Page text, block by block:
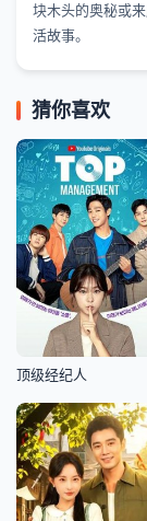
块木头的奥秘或
活故事。
猜你喜欢
顶级经纪人